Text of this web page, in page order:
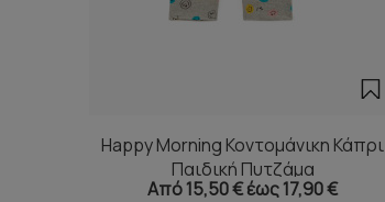
Happy Morning Κοντομάνικη Κάπρι
Παιδική Πυτζάμα
Από 15,50 € έως 17,90 €